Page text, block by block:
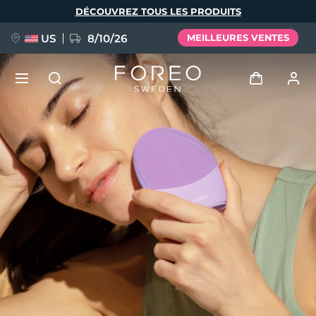
DÉCOUVREZ TOUS LES PRODUITS
US 8/10/26 MEILLEURES VENTES
Profil de l'utilisateur
Mes appareils
Mes commandes
Mes adresses
Mes abonnements
NOUVEAU
FAQ™ Pure Beauty-Tech Elixir
BREAKING NEWS
issa™ Teeth Whitening Set
Langue
English Deutsch
Español
Français
Italiano
Português
Svenska
Русский
Türkçe
简体中文 繁體中文